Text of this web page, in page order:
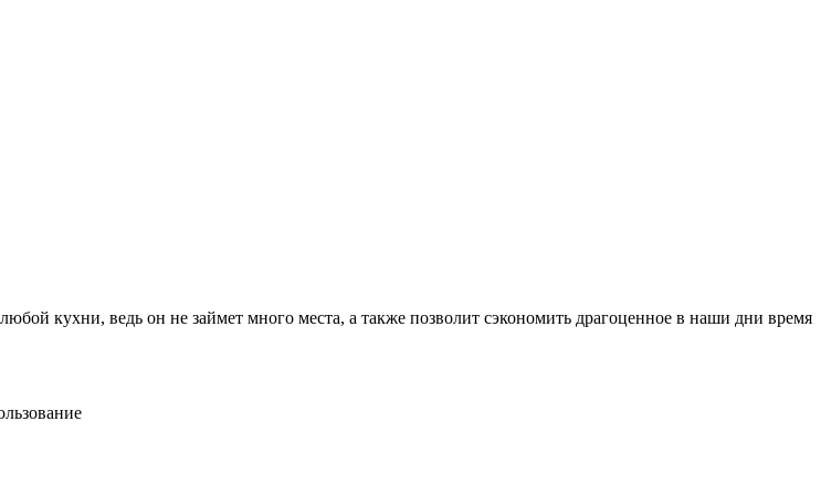
кухни, ведь он не займет много места, а также позволит сэкономить драгоценное в наши дни время